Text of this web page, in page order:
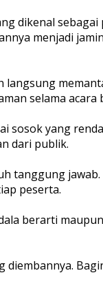
dikenal
menjadi
selama acara
yang
dari publik.
tanggung
peserta.
berarti